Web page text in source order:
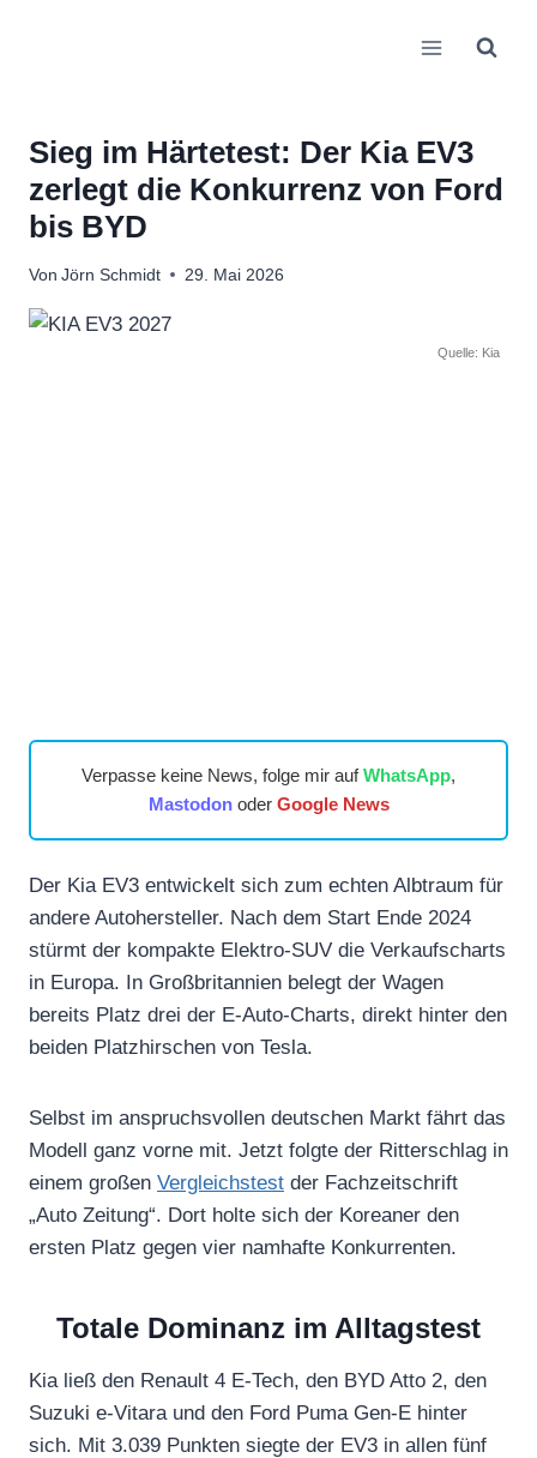
Sieg im Härtetest: Der Kia EV3
zerlegt die Konkurrenz von Ford
bis BYD
Von Jörn Schmidt 29. Mai 2026
Quelle: Kia
Verpasse keine News, folge mir aufWhatsApp,
Mastodonoder Google News
Der Kia EV3 entwickelt sich zum echten Albtraum für
andere Autohersteller. Nach dem Start Ende 2024
stürmt der kompakte Elektro-SUV die Verkaufscharts
in Europa. In Großbritannien belegt der Wagen
bereits Platz drei der E-Auto-Charts, direkt hinter den
beiden Platzhirschen von Tesla.
Selbst im anspruchsvollen deutschen Markt fährt das
Modell ganz vorne mit. Jetzt folgte der Ritterschlag in
einem großen Vergleichstest der Fachzeitschrift
„Auto Zeitung“. Dort holte sich der Koreaner den
ersten Platz gegen vier namhafte Konkurrenten.
Totale Dominanz im Alltagstest
Kia ließ den Renault 4 E-Tech, den BYD Atto 2, den
Suzuki e-Vitara und den Ford Puma Gen-E hinter
sich. Mit 3.039 Punkten siegte der EV3 in allen fünf